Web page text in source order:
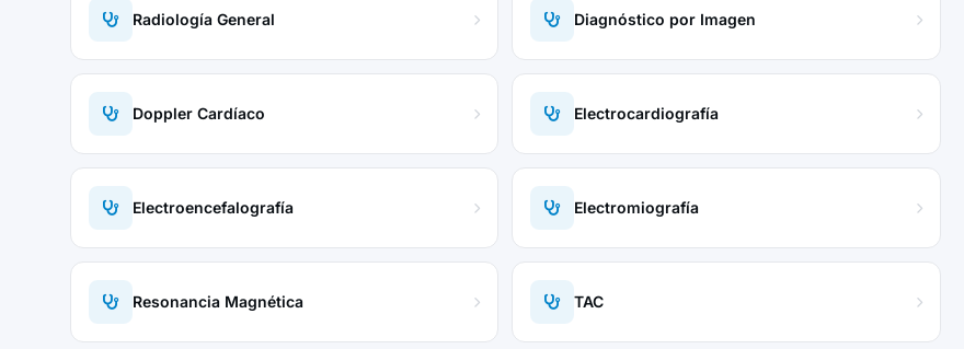
Radiología General Diagnóstico por Imagen
Doppler Cardíaco Electrocardiografía
Electroencefalografía Electromiografía
Resonancia Magnética TAC